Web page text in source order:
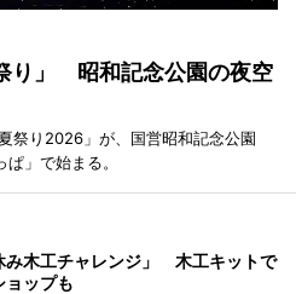
り」 昭和記念公園の夜空
祭り2026」が、国営昭和記念公園
」で始まる。
み木工チャレンジ」 木工キットで
ョップも